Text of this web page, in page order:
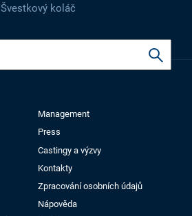
Švestkový koláč
Management
Press
Castingy a výzvy
Kontakty
Zpracování osobních údajů
Nápověda